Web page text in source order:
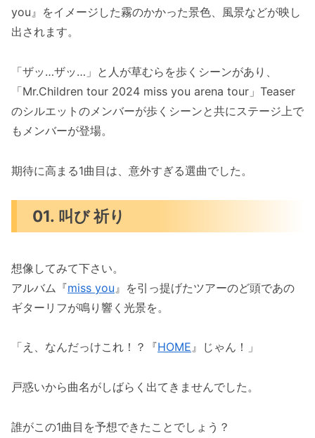
you』をイメージした霧のかかった景色、風景などが映し
出されます。
「ザッ…ザッ…」と人が草むらを歩くシーンがあり、
「Mr.Children tour 2024 miss you arena tour」Teaser
のシルエットのメンバーが歩くシーンと共にステージ上で
もメンバーが登場。
期待に高まる1曲目は、意外すぎる選曲でした。
01. 叫び 祈り
想像してみて下さい。
アルバム『miss you 』を引っ提げたツアーのど頭であの
ギターリフが鳴り響く光景を。
「え、なんだっけこれ！？『HOME』じゃん！」
戸惑いから曲名がしばらく出てきませんでした。
誰がこの1曲目を予想できたことでしょう？